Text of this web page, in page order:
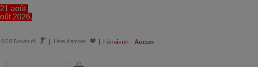
août
2026.
Livraison : Aucun
Liste d'envies
SOS Doudou®